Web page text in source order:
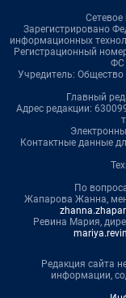
Сетевое
Зарегистрировано
информационных
Регистрационный
ФС
Учредитель:
Главный
Адрес редакции:
Контактные данные
По
Жапарова Жанна,
Ревина Мария,
Редакция сайта
информации,